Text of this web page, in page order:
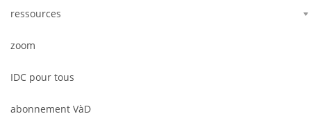
ressources
zoom
IDC pour tous
abonnement VàD